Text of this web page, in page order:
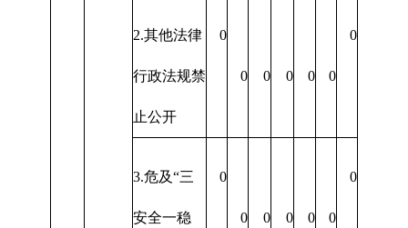
2.其他法律
行政法规禁
止公开
0
0 0 0 0 0
0
3.危及“三
安全一稳
0
0 0 0 0 0
0